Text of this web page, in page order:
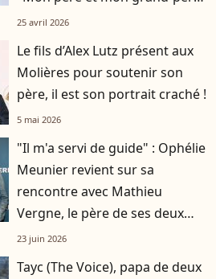
ne m’ont rien laissé"
25 avril 2026
Le fils d’Alex Lutz présent aux
Molières pour soutenir son
père, il est son portrait craché !
5 mai 2026
"Il m'a servi de guide" : Ophélie
Meunier revient sur sa
rencontre avec Mathieu
Vergne, le père de ses deux
enfants
23 juin 2026
Tayc (The Voice), papa de deux